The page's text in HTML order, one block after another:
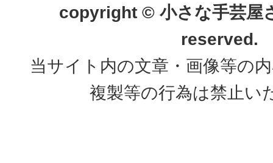
copyright © 小さな手芸屋
reserved.
当サイト内の文章・画像等の
複製等の行為は禁止い